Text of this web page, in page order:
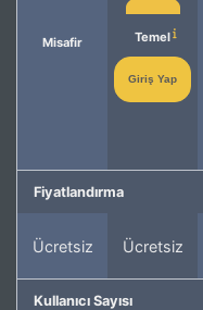
Misafir Temel
Giriş Yap
Fiyatlandırma
Ücretsiz Ücretsiz
Kullanıcı Sayısı